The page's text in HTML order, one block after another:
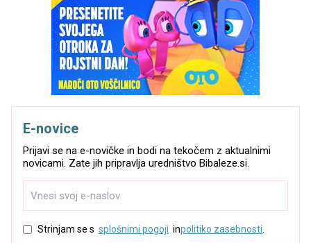
E-novice
Prijavi se na e-novičke in bodi na tekočem z aktualnimi
novicami. Zate jih pripravlja uredništvo Bibaleze.si.
Strinjam se s splošnimi pogoji inpolitiko zasebnosti